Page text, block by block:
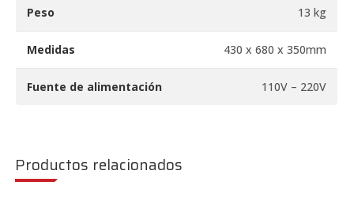
Peso 13 kg
Medidas 430 x 680 x 350mm
Fuente de alimentación 110V – 220V
Productos relacionados